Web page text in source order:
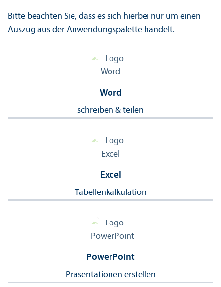
Bitte beachten Sie, dass es sich hierbei nur um einen
Auszug aus der Anwendungs­palette handelt.
Word
schreiben & teilen
Excel
Tabellenkalkulation
PowerPoint
Präsentationen erstellen